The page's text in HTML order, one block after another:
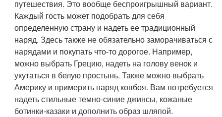
путешествия. Это вообще беспроигрышный вариант.
Каждый гость может подобрать для себя
определенную страну и надеть ее традиционный
наряд. Здесь также не обязательно заморачиваться с
нарядами и покупать что-то дорогое. Например,
можно выбрать Грецию, надеть на голову венок и
укутаться в белую простынь. Также можно выбрать
Америку и примерить наряд ковбоя. Вам потребуется
надеть стильные темно-синие джинсы, кожаные
ботинки-казаки и дополнить образ шляпой.